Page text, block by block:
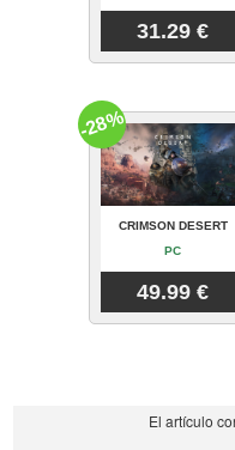
31.29 €
CRIMSON DESERT
PC
49.99 €
-28%